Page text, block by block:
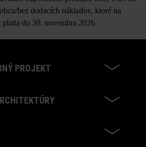
bez dodacích nákladov, ktoré na
platia do 30. novembra 2026.
PROJEKT